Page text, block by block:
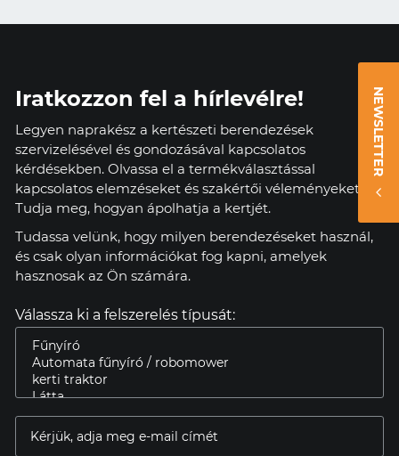
NEWSLETTER
Iratkozzon fel a hírlevélre!
Legyen naprakész a kertészeti berendezések
szervizelésével és gondozásával kapcsolatos
kérdésekben. Olvassa el a termékválasztással
kapcsolatos elemzéseket és szakértői véleményeket.
Tudja meg, hogyan ápolhatja a kertjét.
Tudassa velünk, hogy milyen berendezéseket használ,
és csak olyan információkat fog kapni, amelyek
hasznosak az Ön számára.
Válassza ki a felszerelés típusát: